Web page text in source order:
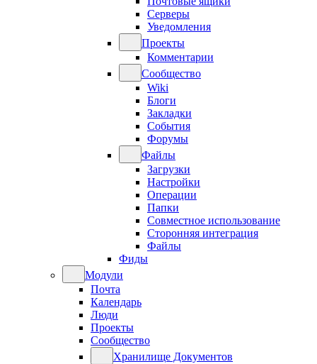
Серверы
Уведомления
Проекты
Комментарии
Сообщество
Wiki
Блоги
Закладки
События
Форумы
Файлы
Загрузки
Настройки
Операции
Папки
Совместное использование
Сторонняя интеграция
Файлы
Фиды
Модули
Почта
Календарь
Люди
Проекты
Сообщество
Хранилище Документов